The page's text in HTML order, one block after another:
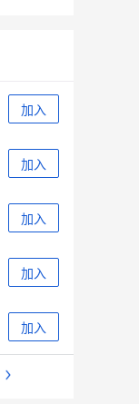
加入
加入
加入
加入
加入